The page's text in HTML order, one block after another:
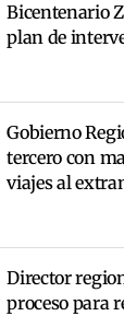
Bicentenario
plan de
Gobierno
tercero con
viajes al
Director
proceso para